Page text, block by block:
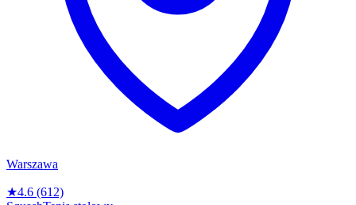
Warszawa
★4.6 (612)